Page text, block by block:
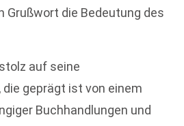
Grußwort die Be­deutung des
auf seine
geprägt ist von einem
Buchhandlungen und